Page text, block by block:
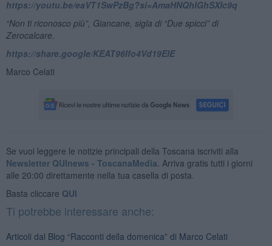
https://youtu.be/eaVT1SwPzBg?si=AmaHNQhIGhSXIc9q
“Non ti riconosco più”, Giancane, sigla di “Due spicci” di
Zerocalcare.
https://share.google/KEAT96Ifo4Vd19EIE
Marco Celati
Se vuoi leggere le notizie principali della Toscana iscriviti alla
Newsletter QUInews - ToscanaMedia. Arriva gratis tutti i giorni
alle 20:00 direttamente nella tua casella di posta.
Basta cliccare QUI
Ti potrebbe interessare anche:
Articoli dal Blog “Racconti della domenica” di Marco Celati